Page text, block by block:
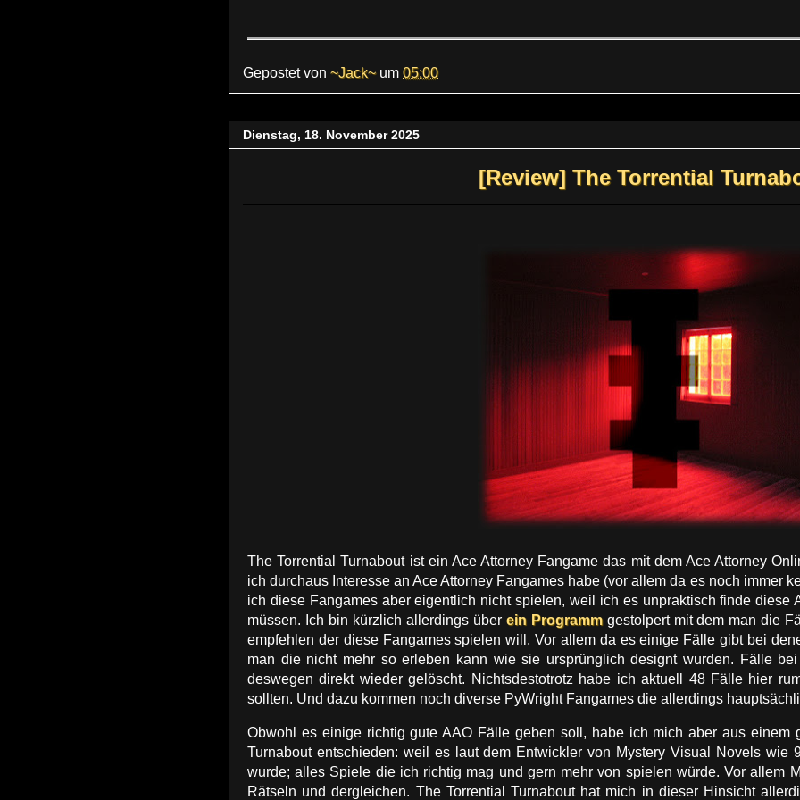
Gepostet von ~Jack~ um 05:00
Dienstag, 18. November 2025
[Review] The Torrential
The Torrential Turnabout ist ein Ace Attorney Fangame das mit dem Ace Attorney
ich durchaus Interesse an Ace Attorney Fangames habe (vor allem da es noch immer
ich diese Fangames aber eigentlich nicht spielen, weil ich es unpraktisch finde diese
müssen. Ich bin kürzlich allerdings über ein Programmgestolpert mit dem man die
empfehlen der diese Fangames spielen will. Vor allem da es einige Fälle gibt bei
man die nicht mehr so erleben kann wie sie ursprünglich designt wurden. Fälle
deswegen direkt wieder gelöscht. Nichtsdestotrotz habe ich aktuell 48 Fälle hier
sollten. Und dazu kommen noch diverse PyWright Fangames die allerdings
Obwohl es einige richtig gute AAO Fälle geben soll, habe ich mich aber aus einem
Turnabout entschieden: weil es laut dem Entwickler von Mystery Visual Novels wie
wurde; alles Spiele die ich richtig mag und gern mehr von spielen würde. Vor allem
Rätseln und dergleichen. The Torrential Turnabout hat mich in dieser Hinsicht